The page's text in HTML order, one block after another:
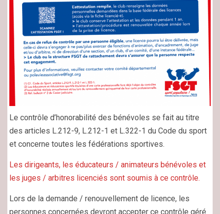
Le contrôle d’honorabilité des bénévoles se fait au titre
des articles L.212-9, L.212-1 et L.322-1 du Code du sport
et concerne toutes les fédérations sportives.
Les dirigeants, les éducateurs / animateurs bénévoles et
les juges / arbitres licenciés sont soumis à ce contrôle.
Lors de la demande / renouvellement de licence, les
personnes concernées devront accepter ce contrôle géré